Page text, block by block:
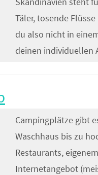
Täler, tosende
du also nicht in
deinen individuellen
Campingplätze gibt
Waschhaus bis zu
Restaurants,
Internetangebot